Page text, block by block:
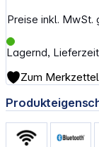
Preise inkl. MwSt.
Lagernd,
Zum